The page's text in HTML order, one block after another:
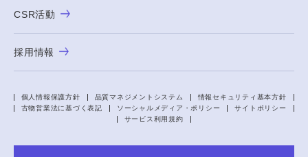
CSR活動
採用情報
個人情報保護方針 品質マネジメントシステム
情報セキュリティ基本方針
古物営業法に基づく表記
ソーシャルメディア・ポリシー
サイトポリシー
サービス利用規約